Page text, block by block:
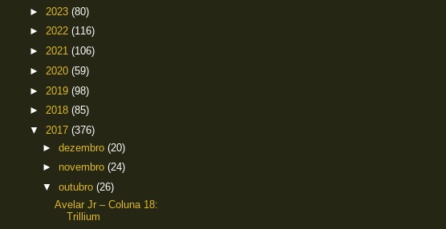
► 2023 (80)
► 2022 (116)
► 2021 (106)
► 2020 (59)
► 2019 (98)
► 2018 (85)
▼ 2017 (376)
► dezembro (20)
► novembro (24)
▼ outubro (26)
Avelar Jr – Coluna 18:
Trillium